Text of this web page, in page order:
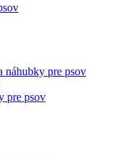
náhubky pre psov
pre psov